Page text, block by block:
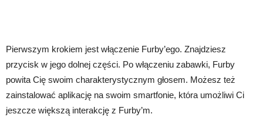
Pierwszym krokiem jest włączenie Furby’ego. Znajdziesz
przycisk w jego dolnej części. Po włączeniu zabawki, Furby
powita Cię swoim charakterystycznym głosem. Możesz też
zainstalować aplikację na swoim smartfonie, która umożliwi Ci
jeszcze większą interakcję z Furby’m.